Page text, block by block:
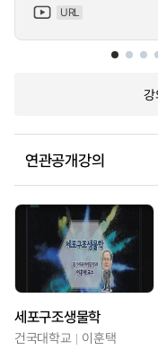
URL
강
연관공개강의
세포구조생물학
건국대학교 이훈택